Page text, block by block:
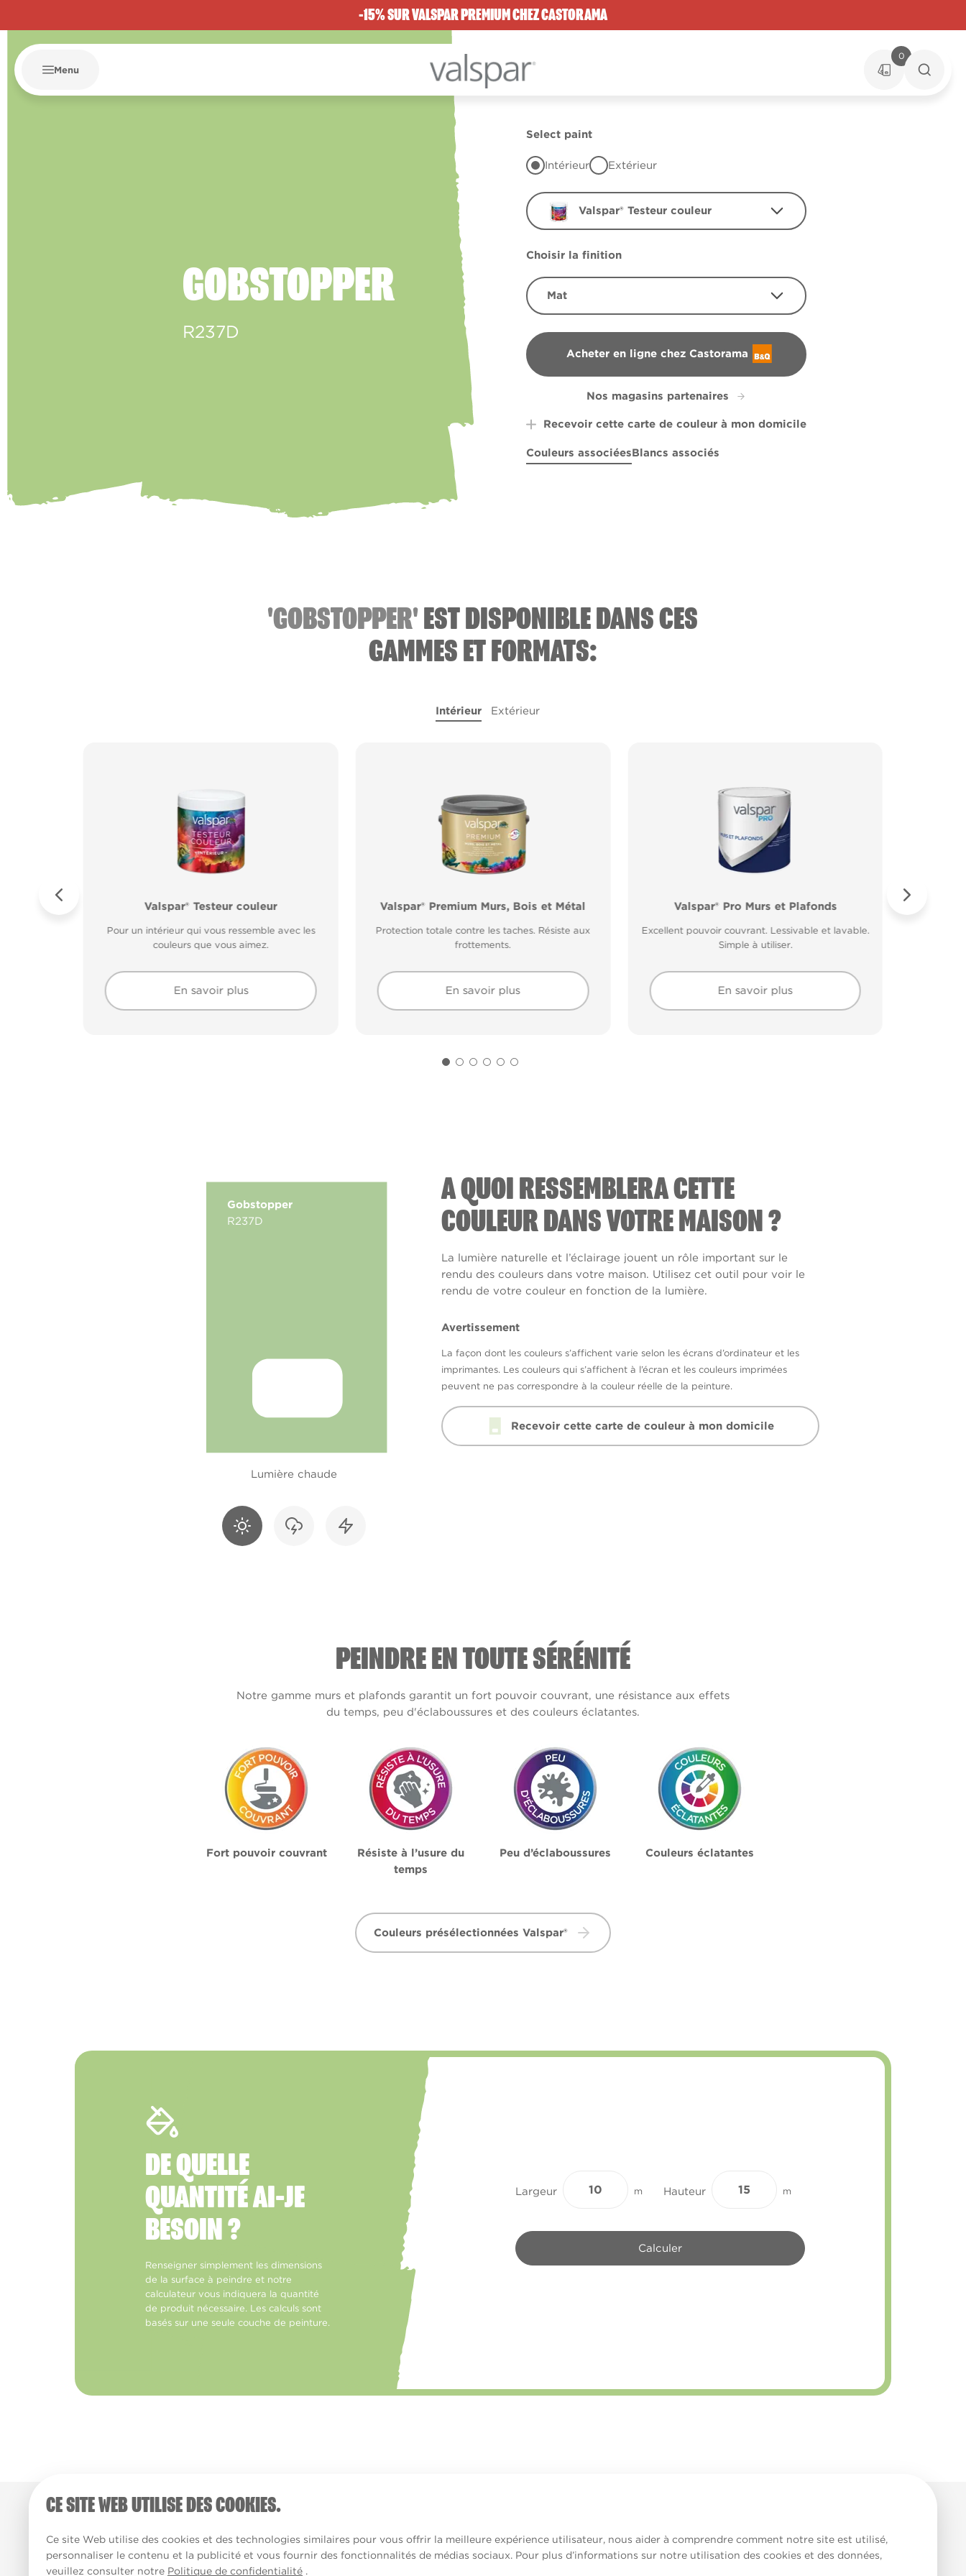
CE SITE WEB UTILISE DES COOKIES.
Ce site Web utilise des cookies et des technologies similaires pour vous offrir la meilleure expérience utilisateur, nous aider à comprendre comment notre site est utilisé,
personnaliser le contenu et la publicité et vous fournir des fonctionnalités de médias sociaux. Pour plus d’informations sur notre utilisation des cookies et des données,
veuillez consulter notre Politique de confidentialité .
-15% SUR VALSPAR PREMIUM CHEZ CASTORAMA
Menu
0
GOBSTOPPER
R237D
Select paint
Intérieur Extérieur
Valspar® Testeur couleur
Choisir la finition
Mat
Acheter en ligne chez Castorama
B&Q
Nos magasins partenaires
Recevoir cette carte de couleur à mon domicile
Couleurs associéesBlancs associés
'GOBSTOPPER'EST DISPONIBLE DANS CES
GAMMES ET FORMATS:
Intérieur Extérieur
Valspar® Testeur couleur
Pour un intérieur qui vous ressemble avec les
couleurs que vous aimez.
En savoir plus
Valspar® Premium Murs, Bois et Métal
Protection totale contre les taches. Résiste aux
frottements.
En savoir plus
Valspar® Pro Murs et Plafonds
Excellent pouvoir couvrant. Lessivable et lavable.
Simple à utiliser.
En savoir plus
Valspar® Pro Extérieur Boiseries et Métal
Résiste aux fissures et à l’écaillage. Résiste aux
intempéries.
Valspar® Pro Peinture Façade Toutes
Application idéale entre 2°C et 15°C de
Valspar® Pro Peinture Façade
Microporeuse et respirante. Résiste à la pluie 30
minutes après application.
Gobstopper
R237D
Lumière chaude
A QUOI RESSEMBLERA CETTE
COULEUR DANS VOTRE MAISON ?
La lumière naturelle et l’éclairage jouent un rôle important sur le
rendu des couleurs dans votre maison. Utilisez cet outil pour voir le
rendu de votre couleur en fonction de la lumière.
Avertissement
La façon dont les couleurs s’affichent varie selon les écrans d’ordinateur et les
imprimantes. Les couleurs qui s’affichent à l’écran et les couleurs imprimées
peuvent ne pas correspondre à la couleur réelle de la peinture.
Recevoir cette carte de couleur à mon domicile
PEINDRE EN TOUTE SÉRÉNITÉ
Notre gamme murs et plafonds garantit un fort pouvoir couvrant, une résistance aux effets
du temps, peu d'éclaboussures et des couleurs éclatantes.
Fort pouvoir couvrant
Résiste à l’usure du
temps
Peu d’éclaboussures Couleurs éclatantes
Couleurs présélectionnées Valspar®
DE QUELLE
QUANTITÉ AI-JE
BESOIN ?
Renseigner simplement les dimensions
de la surface à peindre et notre
calculateur vous indiquera la quantité
de produit nécessaire. Les calculs sont
basés sur une seule couche de peinture.
Largeur m Hauteur m